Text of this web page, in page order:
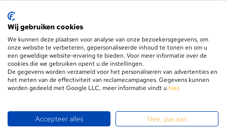
Luxeon
Contact
Wij gebruiken cookies
We kunnen deze plaatsen voor analyse van onze bezoekersgegevens, om
onze website te verbeteren, gepersonaliseerde inhoud te tonen en om u
een geweldige website-ervaring te bieden. Voor meer informatie over de
cookies die we gebruiken opent u de instellingen.
De gegevens worden verzameld voor het personaliseren van advertenties en
het meten van de effectiviteit van reclamecampagnes. Gegevens kunnen
worden gedeeld met Google LLC, meer informatie vindt u hier.
Accepteer alles Nee, pas aan